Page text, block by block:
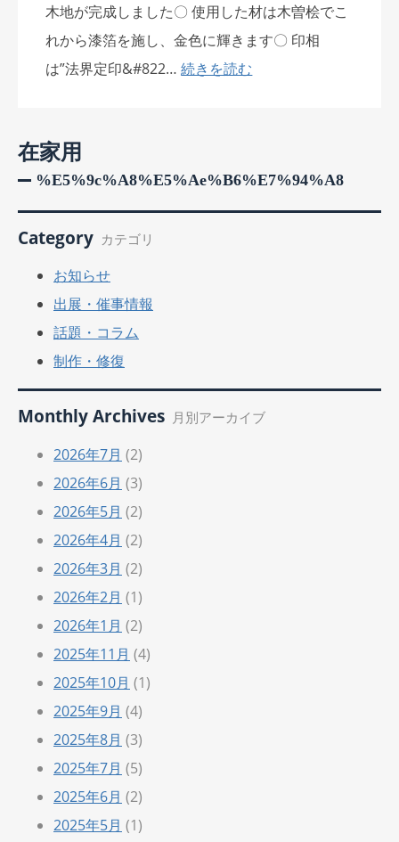
在家用
%e5%9c%a8%e5%ae%b6%e7%94%a8
Category カテゴリ
お知らせ
出展・催事情報
話題・コラム
制作・修復
Monthly Archives 月別アーカイブ
2026年7月 (2)
2026年6月 (3)
2026年5月 (2)
2026年4月 (2)
2026年3月 (2)
2026年2月 (1)
2026年1月 (2)
2025年11月 (4)
2025年10月 (1)
2025年9月 (4)
2025年8月 (3)
2025年7月 (5)
2025年6月 (2)
2025年5月 (1)
木地が完成しました〇 使用した材は木曽桧でこ
れから漆箔を施し、金色に輝きます〇 印相
は”法界定印&#822…続きを読む